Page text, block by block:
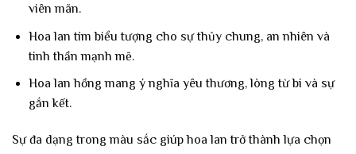
viên mãn.
Hoa lan tím biểu tượng cho sự thủy chung, an nhiên và
tinh thần mạnh mẽ.
Hoa lan hồng mang ý nghĩa yêu thương, lòng từ bi và sự
gắn kết.
Sự đa dạng trong màu sắc giúp hoa lan trở thành lựa chọn